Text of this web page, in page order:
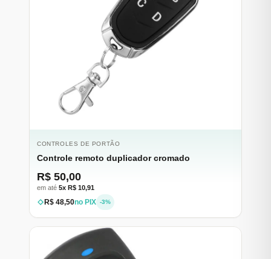
CONTROLES DE PORTÃO
Controle remoto duplicador cromado
R$ 50,00
em até 5x R$ 10,91
R$ 48,50no PIX -3%